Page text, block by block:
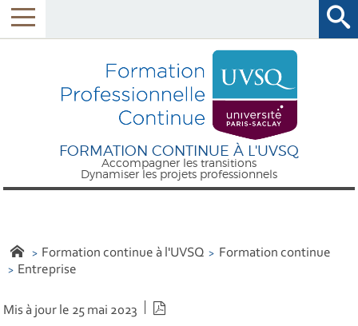
FORMATION CONTINUE À L'UVSQ
Accompagner les transitions
Dynamiser les projets professionnels
Formation continue à l'UVSQ
Formation continue
Entreprise
Mis à jour le 25 mai 2023